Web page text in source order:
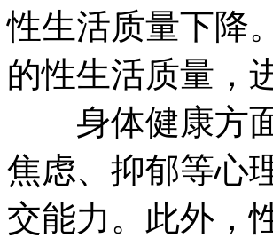
性生活质量下降
的性生活质量，
身体健康方面
焦虑、抑郁等心
交能力。此外，